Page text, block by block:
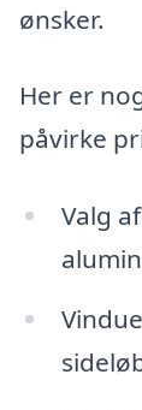
ønsker.
Her er
påvirke
Valg